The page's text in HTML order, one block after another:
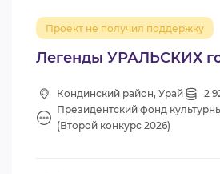
Легенды УРАЛЬСКИХ
Проект не получил поддержку
Кондинский район, Урай
2
Президентский фонд
(Второй конкурс 2026)